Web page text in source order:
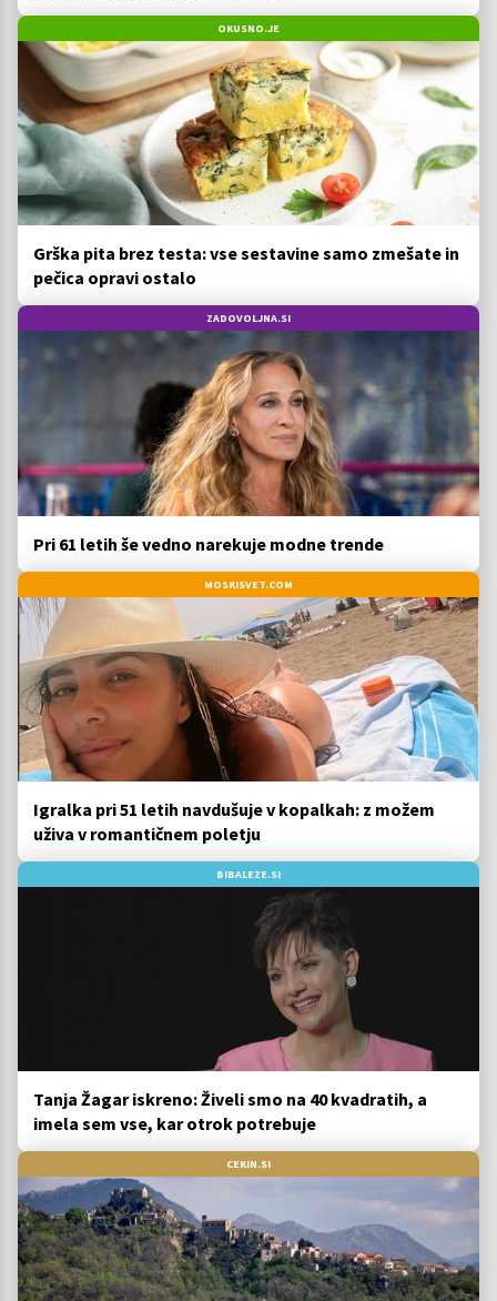
OKUSNO.JE
Grška pita brez testa: vse sestavine samo zmešate in
pečica opravi ostalo
ZADOVOLJNA.SI
Pri 61 letih še vedno narekuje modne trende
MOSKISVET.COM
Igralka pri 51 letih navdušuje v kopalkah: z možem
uživa v romantičnem poletju
BIBALEZE.SI
Tanja Žagar iskreno: Živeli smo na 40 kvadratih, a
imela sem vse, kar otrok potrebuje
CEKIN.SI